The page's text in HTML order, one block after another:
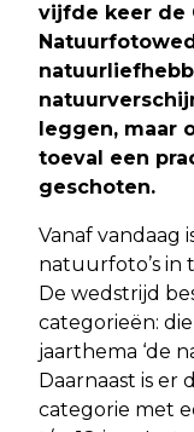
vijfde keer de
leggen, maar
toeval een
geschoten.
Vanaf vandaag
natuurfoto’s in
De wedstrijd
categorieën:
jaarthema ‘de
Daarnaast is er
categorie met